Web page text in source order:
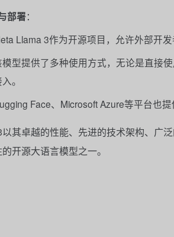
部署：
Llama 3作为开源项目，允许外部开
模型提供了多种使用方式，无论是直接
。
Face、Microsoft Azure等平台也
其卓越的性能、先进的技术架构、广
开源大语言模型之一。